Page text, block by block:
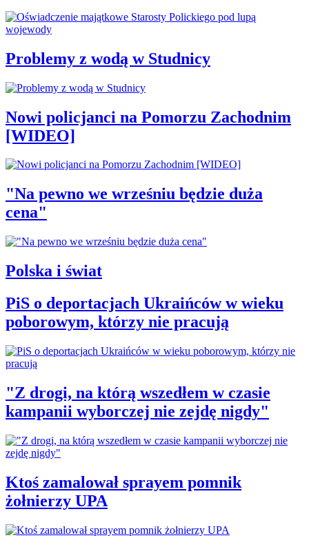
Problemy z wodą w Studnicy
Nowi policjanci na Pomorzu Zachodnim
[WIDEO]
"Na pewno we wrześniu będzie duża
cena"
Polska i świat
PiS o deportacjach Ukraińców w wieku
poborowym, którzy nie pracują
"Z drogi, na którą wszedłem w czasie
kampanii wyborczej nie zejdę nigdy"
Ktoś zamalował sprayem pomnik
żołnierzy UPA